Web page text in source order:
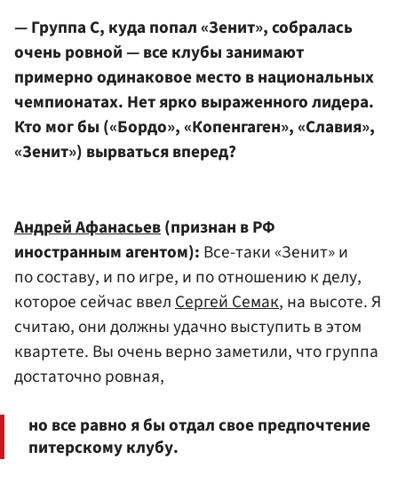
— Группа С, куда попал «Зенит», собралась
очень ровной — все клубы занимают
примерно одинаковое место в национальных
чемпионатах. Нет ярко выраженного лидера.
Кто мог бы («Бордо», «Копенгаген», «Славия»,
«Зенит») вырваться вперед?
Андрей Афанасьев(признан в РФ
иностранным агентом): Все-таки «Зенит» и
по составу, и по игре, и по отношению к делу,
которое сейчас ввелСергей Семак, на высоте. Я
считаю, они должны удачно выступить в этом
квартете. Вы очень верно заметили, что группа
достаточно ровная,
но все равно я бы отдал свое предпочтение
питерскому клубу.